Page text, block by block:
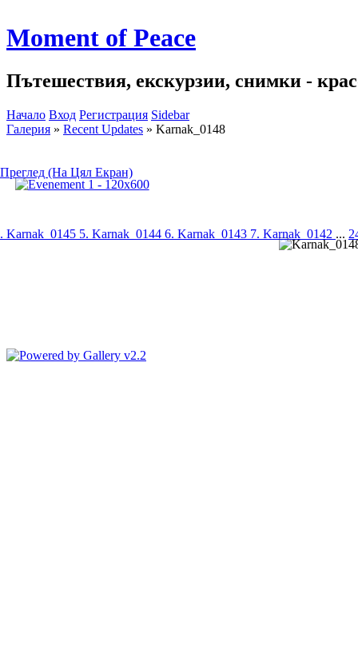
Moment of Peace
Пътешествия, екскурзии, снимки -
Начало Вход Регистрация Sidebar
Галерия » Recent Updates » Karnak_0148
Преглед (На Цял Екран)
Karnak_0145 5. Karnak_0144 6. Karnak_0143 7. Karnak_0142 ...